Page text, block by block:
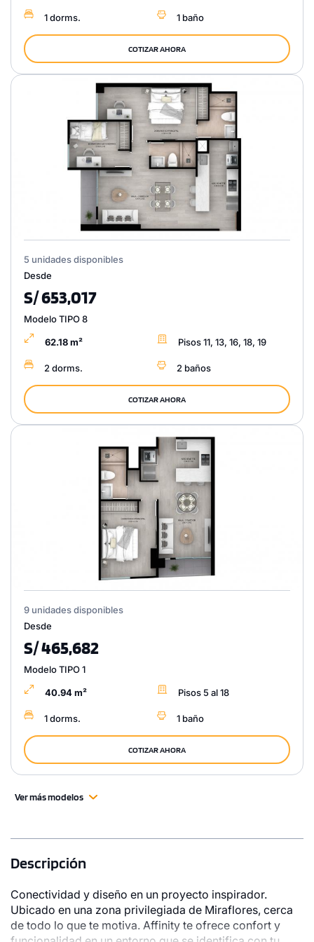
1 dorms. 1 baño
COTIZAR AHORA
5 unidades disponibles
Desde
S/ 653,017
Modelo TIPO 8
62.18 m² Pisos 11, 13, 16, 18, 19
2 dorms. 2 baños
COTIZAR AHORA
9 unidades disponibles
Desde
S/ 465,682
Modelo TIPO 1
40.94 m² Pisos 5 al 18
1 dorms. 1 baño
COTIZAR AHORA
Ver más modelos
1 unidad disponible
Desde
S/ 1,045,203
Modelo TIPO - 12
119.05 m² Piso 19
Descripción
Conectividad y diseño en un proyecto inspirador.
Ubicado en una zona privilegiada de Miraflores, cerca
de todo lo que te motiva. Affinity te ofrece confort y